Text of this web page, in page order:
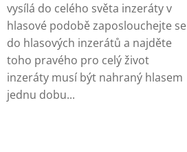
vysílá do celého světa inzeráty v
hlasové podobě zaposlouchejte se
do hlasových inzerátů a najděte
toho pravého pro celý život
inzeráty musí být nahraný hlasem
jednu dobu...